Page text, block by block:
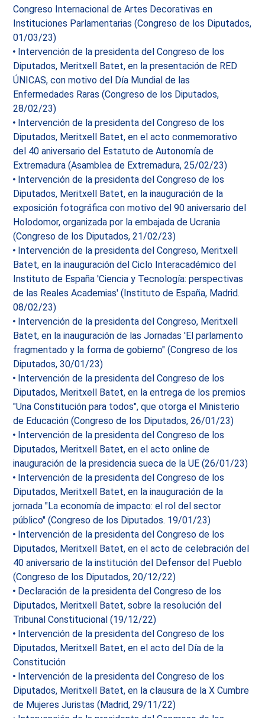
Congreso Internacional de Artes Decorativas en
Instituciones Parlamentarias (Congreso de los Diputados,
01/03/23)
Intervención de la presidenta del Congreso de los
Diputados, Meritxell Batet, en la presentación de RED
ÚNICAS, con motivo del Día Mundial de las
Enfermedades Raras (Congreso de los Diputados,
28/02/23)
Intervención de la presidenta del Congreso de los
Diputados, Meritxell Batet, en el acto conmemorativo
del 40 aniversario del Estatuto de Autonomía de
Extremadura (Asamblea de Extremadura, 25/02/23)
Intervención de la presidenta del Congreso de los
Diputados, Meritxell Batet, en la inauguración de la
exposición fotográfica con motivo del 90 aniversario del
Holodomor, organizada por la embajada de Ucrania
(Congreso de los Diputados, 21/02/23)
Intervención de la presidenta del Congreso, Meritxell
Batet, en la inauguración del Ciclo Interacadémico del
Instituto de España 'Ciencia y Tecnología: perspectivas
de las Reales Academias' (Instituto de España, Madrid.
08/02/23)
Intervención de la presidenta del Congreso, Meritxell
Batet, en la inauguración de las Jornadas 'El parlamento
fragmentado y la forma de gobierno" (Congreso de los
Diputados, 30/01/23)
Intervención de la presidenta del Congreso de los
Diputados, Meritxell Batet, en la entrega de los premios
"Una Constitución para todos", que otorga el Ministerio
de Educación (Congreso de los Diputados, 26/01/23)
Intervención de la presidenta del Congreso de los
Diputados, Meritxell Batet, en el acto online de
inauguración de la presidencia sueca de la UE (26/01/23)
Intervención de la presidenta del Congreso de los
Diputados, Meritxell Batet, en la inauguración de la
jornada "La economía de impacto: el rol del sector
público" (Congreso de los Diputados. 19/01/23)
Intervención de la presidenta del Congreso de los
Diputados, Meritxell Batet, en el acto de celebración del
40 aniversario de la institución del Defensor del Pueblo
(Congreso de los Diputados, 20/12/22)
Declaración de la presidenta del Congreso de los
Diputados, Meritxell Batet, sobre la resolución del
Tribunal Constitucional (19/12/22)
Intervención de la presidenta del Congreso de los
Diputados, Meritxell Batet, en el acto del Día de la
Constitución
Intervención de la presidenta del Congreso de los
Diputados, Meritxell Batet, en la clausura de la X Cumbre
de Mujeres Juristas (Madrid, 29/11/22)